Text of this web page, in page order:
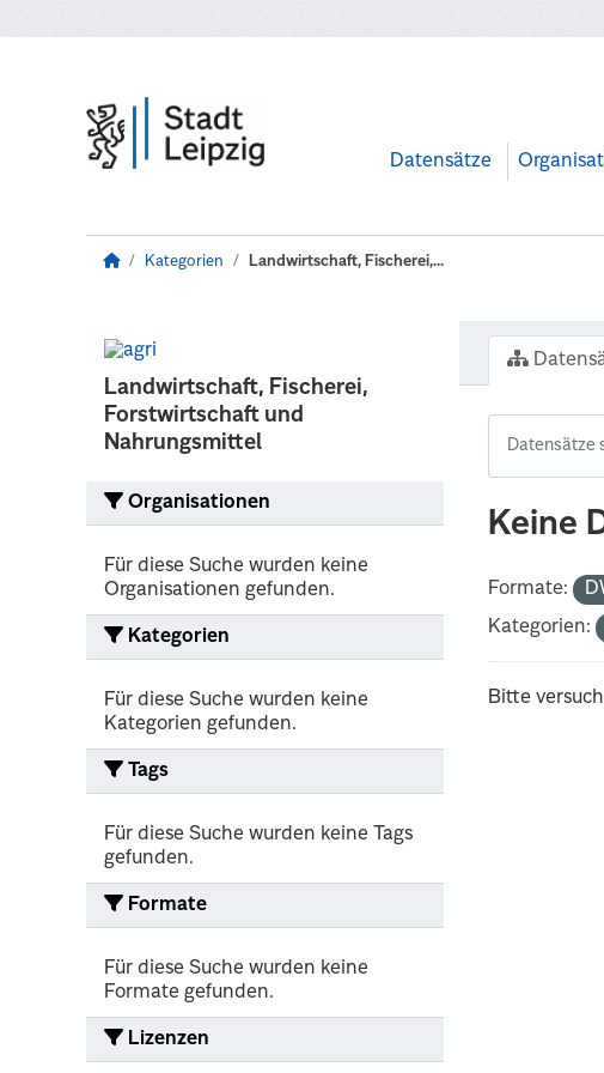
Datensätze
Kategorien Landwirtschaft, Fischerei,...
Landwirtschaft, Fischerei,
Forstwirtschaft und
Nahrungsmittel
Organisationen
Für diese Suche wurden keine
Organisationen gefunden.
Kategorien
Für diese Suche wurden keine
Kategorien gefunden.
Tags
Für diese Suche wurden keine Tags
gefunden.
Formate
Für diese Suche wurden keine
Formate gefunden.
Lizenzen
Keine
Formate:
Kategorien:
Bitte